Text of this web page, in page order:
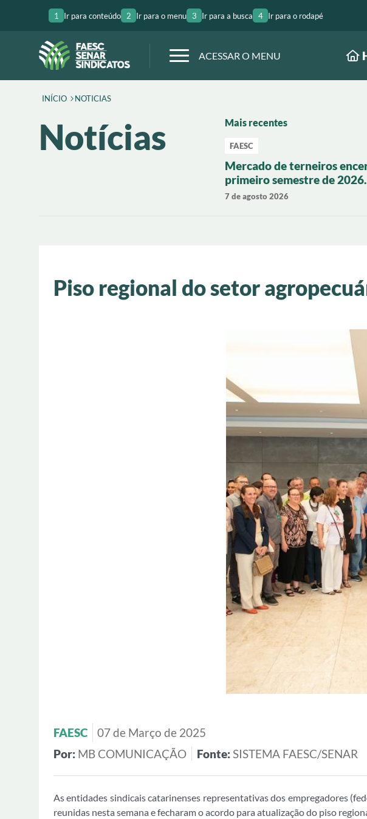
1 Ir para conteúdo 2 Ir para o menu 3 Ir para a busca 4 Ir para o rodapé
ACESSAR O MENU
INÍCIO NOTICIAS
Notícias Mais recentes
FAESC
Mercado de terneiros
primeiro semestre de 2026
com valorização de 19% em
7 de agosto 2026
Piso regional do setor
FAESC
07 de Março de 2025
Por: MB COMUNICAÇÃO Fonte:SISTEMA FAESC/SENAR
As entidades sindicais catarinenses representativas dos empregadores
reunidas nesta semana e fecharam o acordo para atualização do piso